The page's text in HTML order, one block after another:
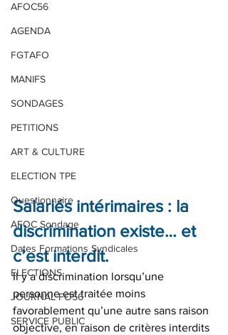
AFOC56
AGENDA
FGTAFO
MANIFS
SONDAGES
PETITIONS
ART & CULTURE
ELECTION TPE
Questionnaire
AFOC Sondage
Dates Formations Syndicales
ELECTIONS
JOURNAL FO56
SERVICE PUBLIC
Salariés intérimaires : la
discrimination existe… et
c’est interdit.
Il y a discrimination lorsqu’une
personne est traitée moins
favorablement qu’une autre sans raison
objective, en raison de critères interdits